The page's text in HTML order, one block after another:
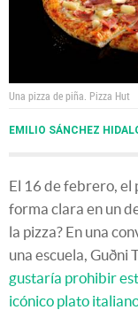
Una pizza de piña. Pizza Hut
EMILIO SÁNCHEZ
El 16 de febrero, el
forma clara en un
la pizza? En una
una escuela, Guðni
gustaría prohibir
icónico plato